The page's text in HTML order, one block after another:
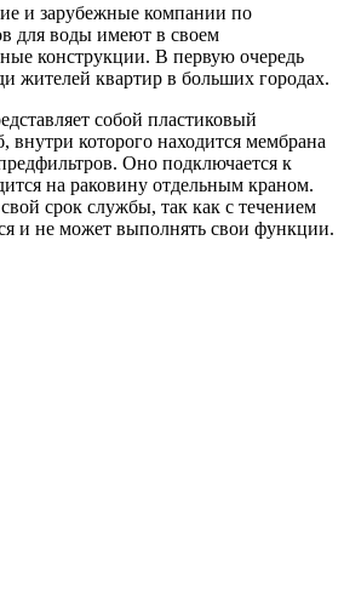
и зарубежные компании по
для воды имеют в своем
конструкции. В первую очередь
жителей квартир в больших городах.
собой пластиковый
внутри которого находится мембрана
Оно подключается к
на раковину отдельным краном.
срок службы, так как с течением
и не может выполнять свои функции.